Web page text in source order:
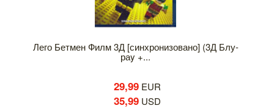
Лего Бетмен Филм 3Д [синхронизовано] (3Д Блу-
раy +...
29,99EUR
35,99USD